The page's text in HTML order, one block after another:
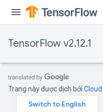
TensorFlow v2.12.1
Trang này được dịch bởi